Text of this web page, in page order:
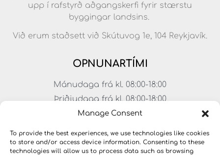
Manage Consent
To provide the best experiences, we use technologies like cookies
to store and/or access device information. Consenting to these
technologies will allow us to process data such as browsing
upp í rafstyrð aðgangskerfi fyrir stærstu
byggingar landsins.
Við erum staðsett við Skútuvog 1e, 104 Reykjavík.
OPNUNARTÍMI
Mánudaga frá kl. 08:00-18:00
Þriðjudaga frá kl. 08:00-18:00
Miðvikudaga frá kl. 08:00-18:00
Föstudaga frá kl. 08:00-17:00